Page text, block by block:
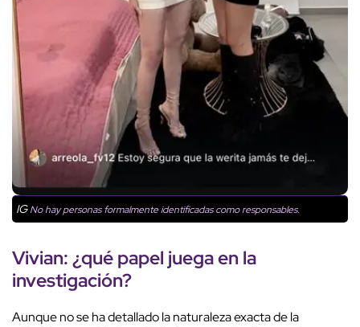
IGNo hay personas formalmente identificadas como responsables.
Vivian: ¿qué papel juega en la
investigación?
Aunque no se ha detallado la naturaleza exacta de la